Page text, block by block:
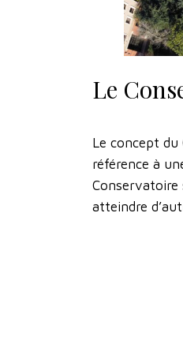
Le
Le concept
référence à
Conservatoire
atteindre